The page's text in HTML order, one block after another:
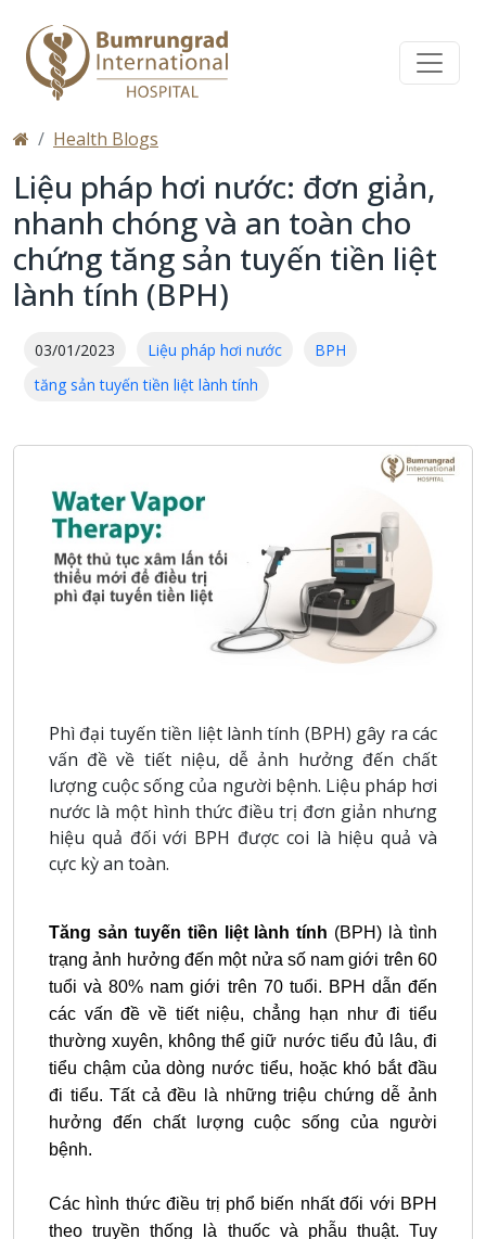
Health Blogs
Liệu pháp hơi nước: đơn giản,
nhanh chóng và an toàn cho
chứng tăng sản tuyến tiền liệt
lành tính (BPH)
03/01/2023 Liệu pháp hơi nước
BPH
tăng sản tuyến tiền liệt lành tính
Phì đại tuyến tiền liệt lành tính (BPH) gây ra các
vấn đề về tiết niệu, dễ ảnh hưởng đến chất
lượng cuộc sống của người bệnh. Liệu pháp hơi
nước là một hình thức điều trị đơn giản nhưng
hiệu quả đối với BPH được coi là hiệu quả và
cực kỳ an toàn.
Tăng sản tuyến tiền liệt lành tính (BPH) là tình
trạng ảnh hưởng đến một nửa số nam giới trên 60
tuổi và 80% nam giới trên 70 tuổi. BPH dẫn đến
các vấn đề về tiết niệu, chẳng hạn như đi tiểu
thường xuyên, không thể giữ nước tiểu đủ lâu, đi
tiểu chậm của dòng nước tiểu, hoặc khó bắt đầu
đi tiểu. Tất cả đều là những triệu chứng dễ ảnh
hưởng đến chất lượng cuộc sống của người
bệnh.
Các hình thức điều trị phổ biến nhất đối với BPH
theo truyền thống là thuốc và phẫu thuật. Tuy